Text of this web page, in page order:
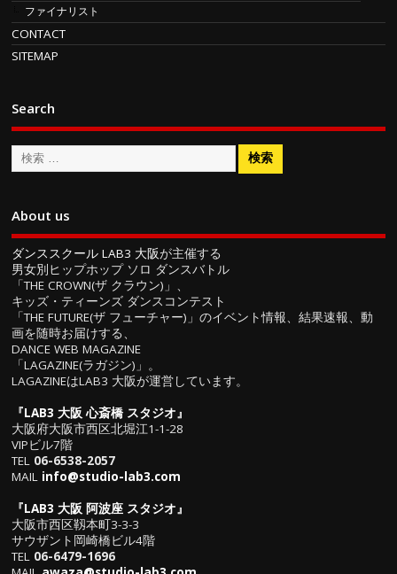
ファイナリスト
CONTACT
SITEMAP
Search
About us
ダンススクール LAB3 大阪が主催する
男女別ヒップホップ ソロ ダンスバトル
「THE CROWN(ザ クラウン)」、
キッズ・ティーンズ ダンスコンテスト
「THE FUTURE(ザ フューチャー)」のイベント情報、結果速報、動
画を随時お届けする、
DANCE WEB MAGAZINE
「LAGAZINE(ラガジン)」。
LAGAZINEはLAB3 大阪が運営しています。
『LAB3 大阪 心斎橋 スタジオ』
大阪府大阪市西区北堀江1-1-28
VIPビル7階
TEL 06-6538-2057
MAIL info@studio-lab3.com
『LAB3 大阪 阿波座 スタジオ』
大阪市西区靱本町3-3-3
サウザント岡崎橋ビル4階
TEL 06-6479-1696